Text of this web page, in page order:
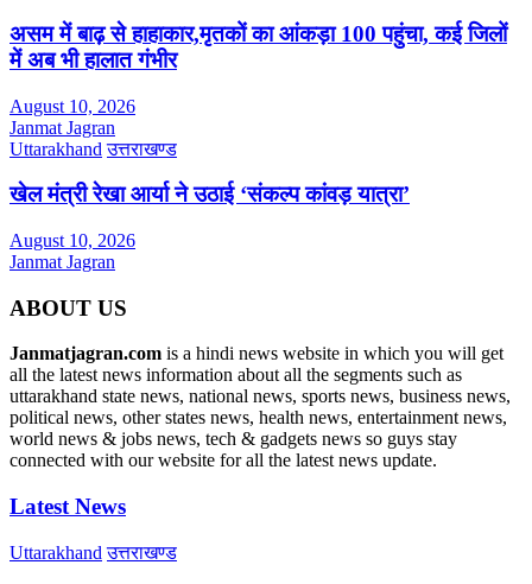
असम में बाढ़ से हाहाकार,मृतकों का आंकड़ा 100 पहुंचा, कई जिलों
में अब भी हालात गंभीर
August 10, 2026
Janmat Jagran
Uttarakhand उत्तराखण्ड
खेल मंत्री रेखा आर्या ने उठाई ‘संकल्प कांवड़ यात्रा’
August 10, 2026
Janmat Jagran
ABOUT US
Janmatjagran.com is a hindi news website in which you will get
all the latest news information about all the segments such as
uttarakhand state news, national news, sports news, business news,
political news, other states news, health news, entertainment news,
world news & jobs news, tech & gadgets news so guys stay
connected with our website for all the latest news update.
Latest News
Uttarakhand उत्तराखण्ड